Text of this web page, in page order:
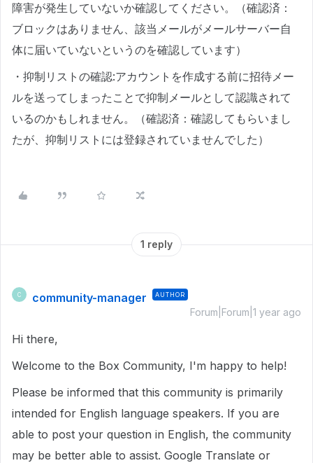
障害が発生していないか確認してください。（確認済：
ブロックはありません、該当メールがメールサーバー自
体に届いていないというのを確認しています）
・抑制リストの確認:アカウントを作成する前に招待メー
ルを送ってしまったことで抑制メールとして認識されて
いるのかもしれません。（確認済：確認してもらいまし
たが、抑制リストには登録されていませんでした）
1 reply
C community-manager AUTHOR
Forum|Forum|1 year ago
Hi there,
Welcome to the Box Community, I'm happy to help!
Please be informed that this community is primarily
intended for English language speakers. If you are
able to post your question in English, the community
may be better able to assist. Google Translate or